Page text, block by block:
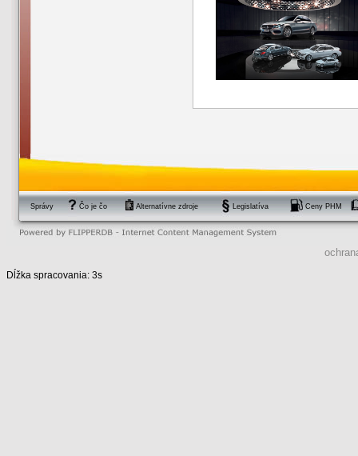
Správy Čo je čo Alternatívne zdroje Legislatíva Ceny PHM
Dĺžka spracovania: 3s